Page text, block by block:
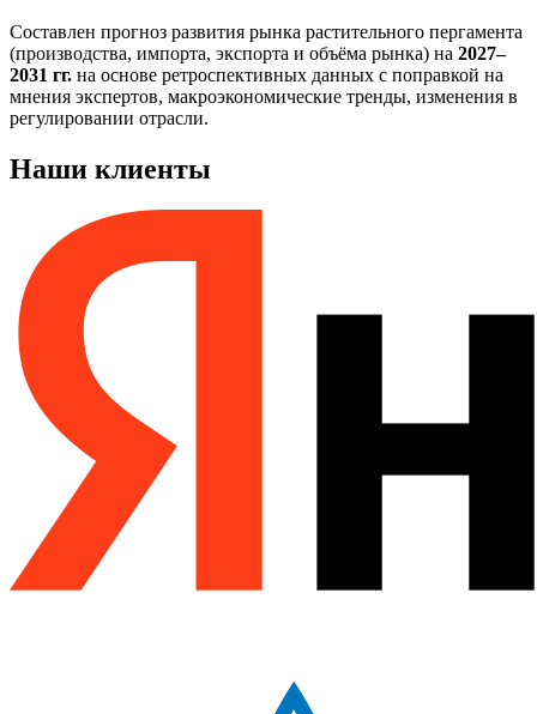
Составлен прогноз развития рынка растительного пергамента
(производства, импорта, экспорта и объёма рынка) на 2027–
2031 гг. на основе ретроспективных данных с поправкой на
мнения экспертов, макроэкономические тренды, изменения в
регулировании отрасли.
Наши клиенты